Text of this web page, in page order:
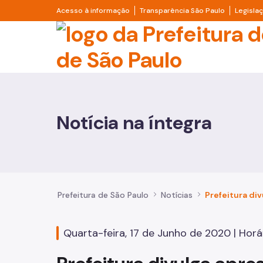
Pular para o Conteúdo principal
Acesso à informação Divisor de acesso à informação
Transparência São Paulo Divisor
Prefeitura de São
Casa e Moradia
Educação
Notícia na íntegra
Prefeitura de São Paulo Notícias
Quarta-feira, 17 de Junho de 2020 |